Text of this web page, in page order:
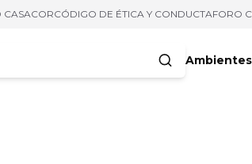
CASACORCÓDIGO DE ÉTICA Y CONDUCTAFORO
Ambientes